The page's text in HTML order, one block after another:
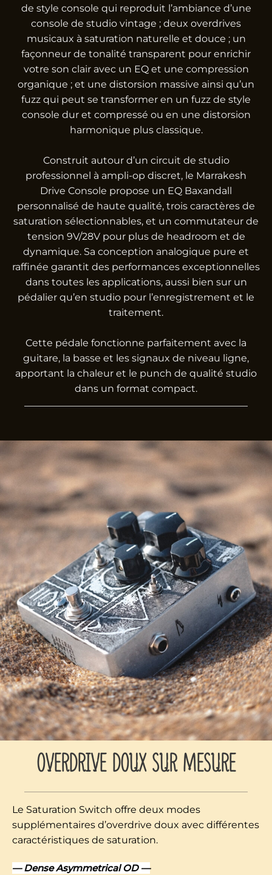
de style console qui reproduit l’ambiance d’une
console de studio vintage ; deux overdrives
musicaux à saturation naturelle et douce ; un
façonneur de tonalité transparent pour enrichir
votre son clair avec un EQ et une compression
organique ; et une distorsion massive ainsi qu’un
fuzz qui peut se transformer en un fuzz de style
console dur et compressé ou en une distorsion
harmonique plus classique.
Construit autour d’un circuit de studio
professionnel à ampli-op discret, le Marrakesh
Drive Console propose un EQ Baxandall
personnalisé de haute qualité, trois caractères de
saturation sélectionnables, et un commutateur de
tension 9V/28V pour plus de headroom et de
dynamique. Sa conception analogique pure et
raffinée garantit des performances exceptionnelles
dans toutes les applications, aussi bien sur un
pédalier qu’en studio pour l’enregistrement et le
traitement.
Cette pédale fonctionne parfaitement avec la
guitare, la basse et les signaux de niveau ligne,
apportant la chaleur et le punch de qualité studio
dans un format compact.
OVERDRIVE DOUX SUR MESURE
Le Saturation Switch offre deux modes
supplémentaires d’overdrive doux avec différentes
caractéristiques de saturation.
— Dense Asymmetrical OD —